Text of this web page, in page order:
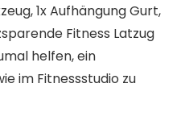
1x Aufhängung Gurt,
Fitness Latzug
helfen, ein
im Fitnessstudio zu